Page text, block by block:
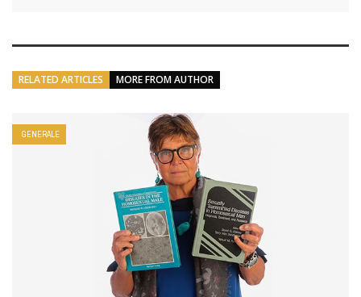
RELATED ARTICLES MORE FROM AUTHOR
GENERALE